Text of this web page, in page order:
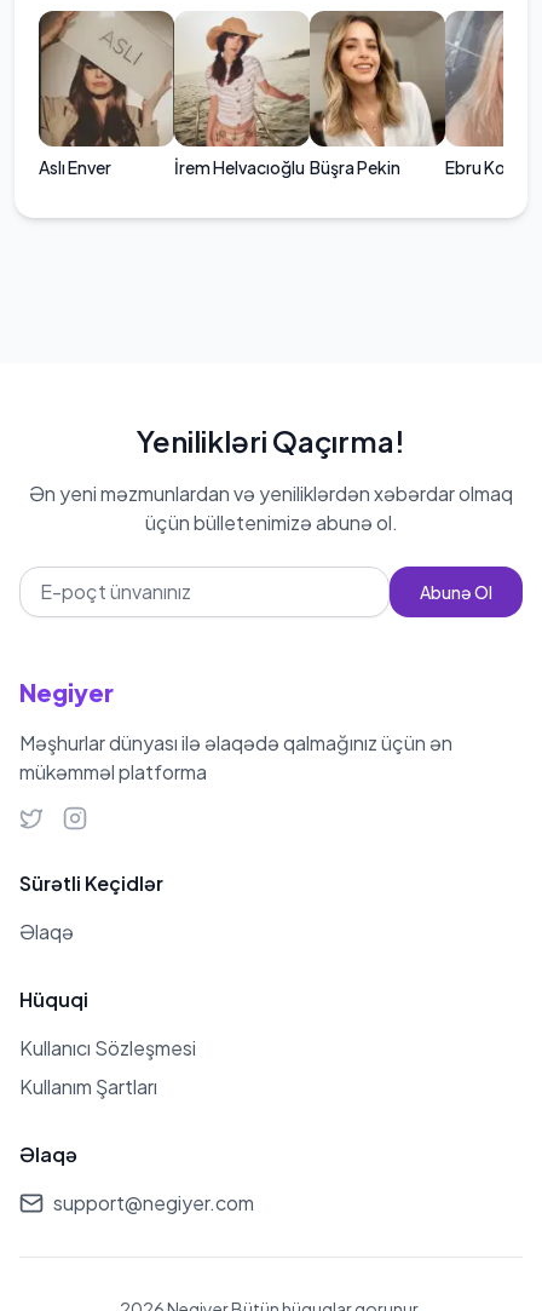
Aslı Enver İrem Helvacıoğlu Büşra Pekin Ebru
Yenilikləri Qaçırma!
Ən yeni məzmunlardan və yeniliklərdən xəbərdar olmaq
üçün bülletenimizə abunə ol.
Abunə Ol
Negiyer
Məşhurlar dünyası ilə əlaqədə qalmağınız üçün ən
mükəmməl platforma
Sürətli Keçidlər
Əlaqə
Hüquqi
Kullanıcı Sözleşmesi
Kullanım Şartları
Əlaqə
support@negiyer.com